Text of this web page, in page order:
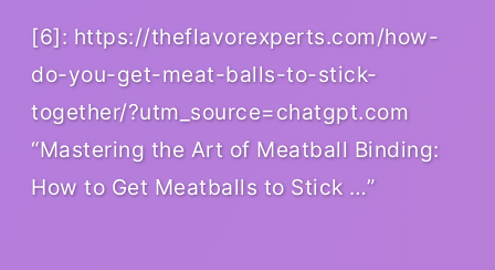
[6]: https://theflavorexperts.com/how-
do-you-get-meat-balls-to-stick-
together/?utm_source=chatgpt.com
“Mastering the Art of Meatball Binding:
How to Get Meatballs to Stick …”